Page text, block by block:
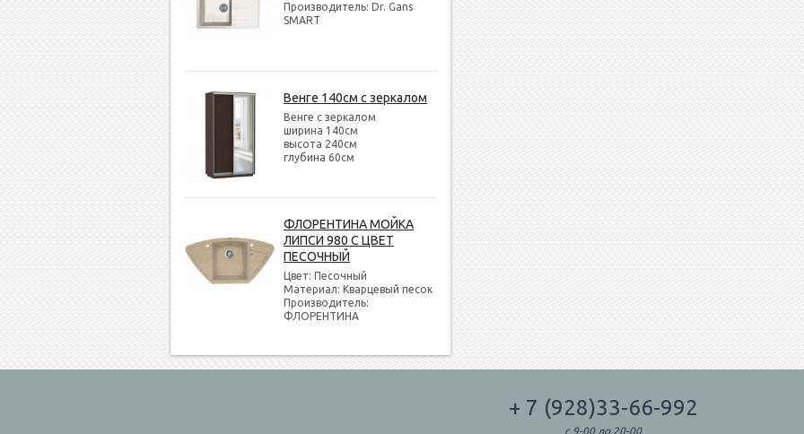
Производитель: Dr. Gans
SMART
Венге 140см с зеркалом
Венге с зеркалом
ширина 140см
высота 240см
глубина 60см
ФЛОРЕНТИНА МОЙКА
ЛИПСИ 980 С ЦВЕТ
ПЕСОЧНЫЙ
Цвет: Песочный
Материал: Кварцевый песок
Производитель:
ФЛОРЕНТИНА
+ 7 (928)33-66-992
с 9-00 до 20-00